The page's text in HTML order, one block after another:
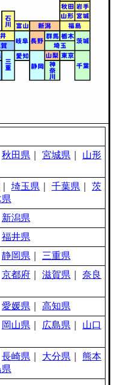
秋田県 宮城県
山形
埼玉県 千葉県
茨
新潟県
福井県
静岡県 三重県
京都府 滋賀県
奈良
愛媛県 高知県
岡山県 広島県
山口
長崎県 大分県
熊本